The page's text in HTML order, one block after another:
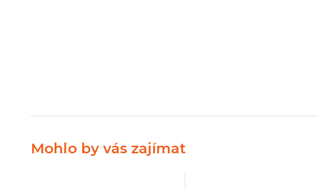
Mohlo by vás zajímat